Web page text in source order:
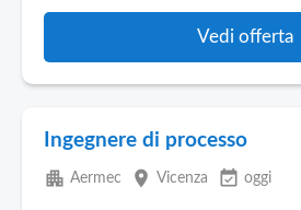
Vedi offerta
Ingegnere di processo
apartment Aermec place Vicenza event_available oggi